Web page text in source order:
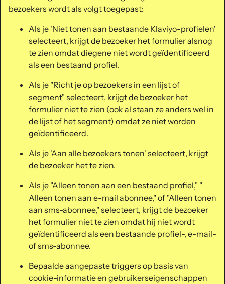
bezoekers wordt als volgt toegepast:
Als je 'Niet tonen aan bestaande Klaviyo-profielen'
selecteert, krijgt de bezoeker het formulier alsnog
te zien omdat diegene niet wordt geïdentificeerd
als een bestaand profiel.
Als je "Richt je op bezoekers in een lijst of
segment" selecteert, krijgt de bezoeker het
formulier niet te zien (ook al staan ze anders wel in
de lijst of het segment) omdat ze niet worden
geïdentificeerd.
Als je 'Aan alle bezoekers tonen' selecteert, krijgt
de bezoeker het te zien.
Als je "Alleen tonen aan een bestaand profiel," "
Alleen tonen aan e-mail abonnee," of "Alleen tonen
aan sms-abonnee," selecteert, krijgt de bezoeker
het formulier niet te zien omdat hij niet wordt
geïdentificeerd als een bestaande profiel-, e-mail-
of sms-abonnee.
Bepaalde aangepaste triggers op basis van
cookie-informatie en gebruikerseigenschappen